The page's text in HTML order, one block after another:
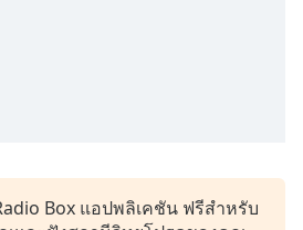
Box แอปพลิเคชัน ฟรีสำหรับ